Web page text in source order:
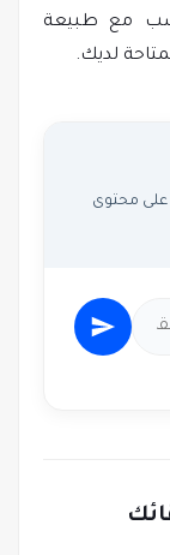
مع طبيعة
لديك.
على محتوى